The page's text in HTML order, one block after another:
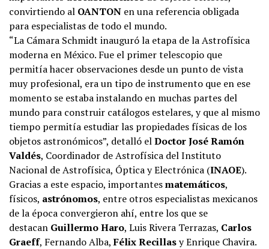
convirtiendo al OANTON en una referencia obligada
para especialistas de todo el mundo.
“La Cámara Schmidt inauguró la etapa de la Astrofísica
moderna en México. Fue el primer telescopio que
permitía hacer observaciones desde un punto de vista
muy profesional, era un tipo de instrumento que en ese
momento se estaba instalando en muchas partes del
mundo para construir catálogos estelares, y que al mismo
tiempo permitía estudiar las propiedades físicas de los
objetos astronómicos”, detalló elDoctor José Ramón
Valdés, Coordinador de Astrofísica del Instituto
Nacional de Astrofísica, Óptica y Electrónica (INAOE).
Gracias a este espacio, importantesmatemáticos,
físicos, astrónomos, entre otros especialistas mexicanos
de la época convergieron ahí, entre los que se
destacan Guillermo Haro, Luis Rivera Terrazas, Carlos
Graeff, Fernando Alba,Félix Recillasy Enrique Chavira.